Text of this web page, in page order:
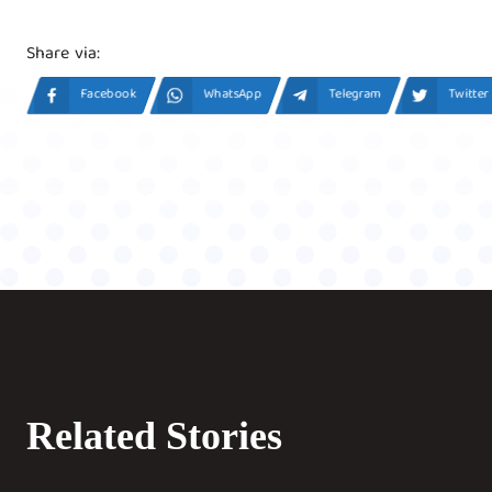
Share via:
Facebook WhatsApp Telegram Twitter
Related Stories